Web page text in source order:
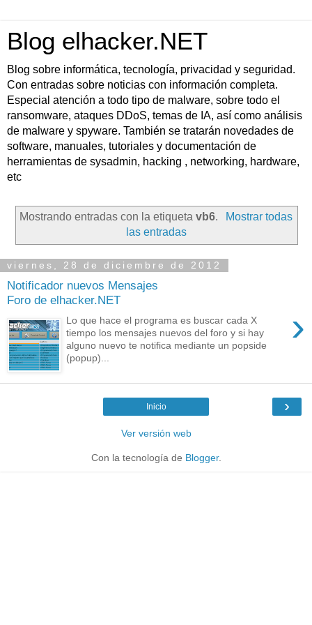
Blog elhacker.NET
Blog sobre informática, tecnología, privacidad y seguridad.
Con entradas sobre noticias con información completa.
Especial atención a todo tipo de malware, sobre todo el
ransomware, ataques DDoS, temas de IA, así como análisis
de malware y spyware. También se tratarán novedades de
software, manuales, tutoriales y documentación de
herramientas de sysadmin, hacking , networking, hardware,
etc
Mostrando entradas con la etiquetavb6.
Mostrar todas
las entradas
viernes, 28 de diciembre de 2012
Notificador nuevos Mensajes
Foro de elhacker.NET
›
Lo que hace el programa es buscar cada X
tiempo los mensajes nuevos del foro y si hay
alguno nuevo te notifica mediante un popside
(popup)...
›
Inicio
Ver versión web
Con la tecnología de Blogger.